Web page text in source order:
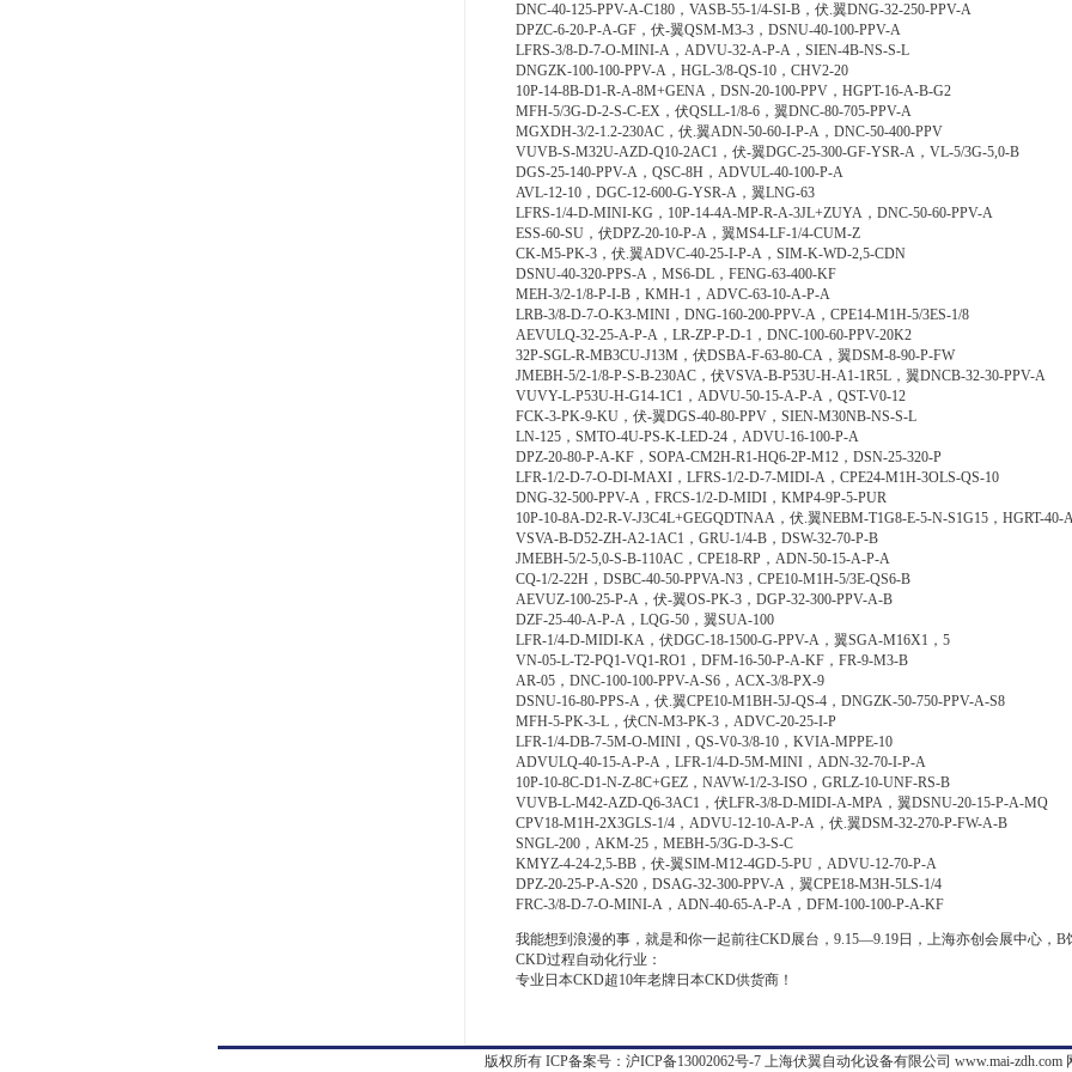
DNC-40-125-PPV-A-C180，VASB-55-1/4-SI-B，伏.翼DNG-32-250-PPV-A
DPZC-6-20-P-A-GF，伏-翼QSM-M3-3，DSNU-40-100-PPV-A
LFRS-3/8-D-7-O-MINI-A，ADVU-32-A-P-A，SIEN-4B-NS-S-L
DNGZK-100-100-PPV-A，HGL-3/8-QS-10，CHV2-20
10P-14-8B-D1-R-A-8M+GENA，DSN-20-100-PPV，HGPT-16-A-B-G2
MFH-5/3G-D-2-S-C-EX，伏QSLL-1/8-6，翼DNC-80-705-PPV-A
MGXDH-3/2-1.2-230AC，伏.翼ADN-50-60-I-P-A，DNC-50-400-PPV
VUVB-S-M32U-AZD-Q10-2AC1，伏-翼DGC-25-300-GF-YSR-A，VL-5/3G-5,0-B
DGS-25-140-PPV-A，QSC-8H，ADVUL-40-100-P-A
AVL-12-10，DGC-12-600-G-YSR-A，翼LNG-63
LFRS-1/4-D-MINI-KG，10P-14-4A-MP-R-A-3JL+ZUYA，DNC-50-60-PPV-A
ESS-60-SU，伏DPZ-20-10-P-A，翼MS4-LF-1/4-CUM-Z
CK-M5-PK-3，伏.翼ADVC-40-25-I-P-A，SIM-K-WD-2,5-CDN
DSNU-40-320-PPS-A，MS6-DL，FENG-63-400-KF
MEH-3/2-1/8-P-I-B，KMH-1，ADVC-63-10-A-P-A
LRB-3/8-D-7-O-K3-MINI，DNG-160-200-PPV-A，CPE14-M1H-5/3ES-1/8
AEVULQ-32-25-A-P-A，LR-ZP-P-D-1，DNC-100-60-PPV-20K2
32P-SGL-R-MB3CU-J13M，伏DSBA-F-63-80-CA，翼DSM-8-90-P-FW
JMEBH-5/2-1/8-P-S-B-230AC，伏VSVA-B-P53U-H-A1-1R5L，翼DNCB-32-30-PPV-A
VUVY-L-P53U-H-G14-1C1，ADVU-50-15-A-P-A，QST-V0-12
FCK-3-PK-9-KU，伏-翼DGS-40-80-PPV，SIEN-M30NB-NS-S-L
LN-125，SMTO-4U-PS-K-LED-24，ADVU-16-100-P-A
DPZ-20-80-P-A-KF，SOPA-CM2H-R1-HQ6-2P-M12，DSN-25-320-P
LFR-1/2-D-7-O-DI-MAXI，LFRS-1/2-D-7-MIDI-A，CPE24-M1H-3OLS-QS-10
DNG-32-500-PPV-A，FRCS-1/2-D-MIDI，KMP4-9P-5-PUR
10P-10-8A-D2-R-V-J3C4L+GEGQDTNAA，伏.翼NEBM-T1G8-E-5-N-S1G15，HGRT-40-
VSVA-B-D52-ZH-A2-1AC1，GRU-1/4-B，DSW-32-70-P-B
JMEBH-5/2-5,0-S-B-110AC，CPE18-RP，ADN-50-15-A-P-A
CQ-1/2-22H，DSBC-40-50-PPVA-N3，CPE10-M1H-5/3E-QS6-B
AEVUZ-100-25-P-A，伏-翼OS-PK-3，DGP-32-300-PPV-A-B
DZF-25-40-A-P-A，LQG-50，翼SUA-100
LFR-1/4-D-MIDI-KA，伏DGC-18-1500-G-PPV-A，翼SGA-M16X1，5
VN-05-L-T2-PQ1-VQ1-RO1，DFM-16-50-P-A-KF，FR-9-M3-B
AR-05，DNC-100-100-PPV-A-S6，ACX-3/8-PX-9
DSNU-16-80-PPS-A，伏.翼CPE10-M1BH-5J-QS-4，DNGZK-50-750-PPV-A-S8
MFH-5-PK-3-L，伏CN-M3-PK-3，ADVC-20-25-I-P
LFR-1/4-DB-7-5M-O-MINI，QS-V0-3/8-10，KVIA-MPPE-10
ADVULQ-40-15-A-P-A，LFR-1/4-D-5M-MINI，ADN-32-70-I-P-A
10P-10-8C-D1-N-Z-8C+GEZ，NAVW-1/2-3-ISO，GRLZ-10-UNF-RS-B
VUVB-L-M42-AZD-Q6-3AC1，伏LFR-3/8-D-MIDI-A-MPA，翼DSNU-20-15-P-A-MQ
CPV18-M1H-2X3GLS-1/4，ADVU-12-10-A-P-A，伏.翼DSM-32-270-P-FW-A-B
SNGL-200，AKM-25，MEBH-5/3G-D-3-S-C
KMYZ-4-24-2,5-BB，伏-翼SIM-M12-4GD-5-PU，ADVU-12-70-P-A
DPZ-20-25-P-A-S20，DSAG-32-300-PPV-A，翼CPE18-M3H-5LS-1/4
FRC-3/8-D-7-O-MINI-A，ADN-40-65-A-P-A，DFM-100-100-P-A-KF
我能想到浪漫的事，就是和你一起前往CKD展台，9.15—9.19日，上海亦创会展中心，
CKD过程自动化行业：
专业日本CKD超10年老牌日本CKD供货商！
版权所有 ICP备案号： 沪ICP备13002062号-7 上海伏翼自动化设备有限公司 www.mai-zdh.com